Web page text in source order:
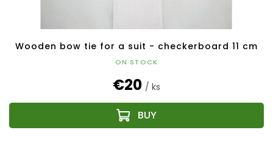
Wooden bow tie for a suit - checkerboard 11 cm
ON STOCK
€20 / ks